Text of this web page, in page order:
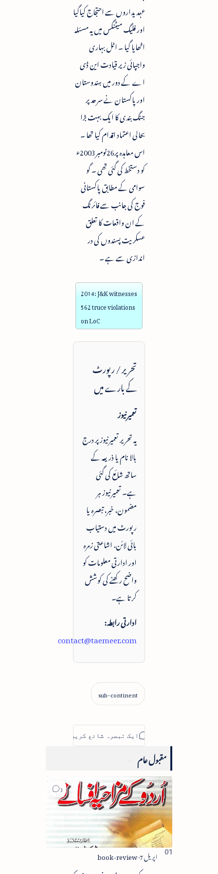
عہدیداروں سے احتجاج کیاگیا
اور فلیگ میٹنگس میں یہ مسئلہ
اٹھایا گیا ۔ اٹل بہاری
واجپائی زیر قیادت این ڈی
اے کے دور میں ہندوستان
اور پاکستان نے سرحد پر
جنگ بندی کا ایک بہت بڑا
بحالی اعتماد اقدام کیا تھا ۔
اس معاہدہ پر26نومبر2003ء
کو دستخط کی گئی تھی ۔ گو
سوامی کے مطابق پاکستانی
فوج کی جانب سے فائرنگ
کے ان واقعات کا تعلق
عسکریت پسندوں کی در
اندازی سے ہے ۔
2014: J&K witnesses
562 truce violations
on LoC
تحریر / رپورٹ
کے بارے میں
تعمیرنیوز
یہ تحریر تعمیرنیوز پر درج
بالا نام یا ذریعہ کے
ساتھ شائع کی گئی
ہے۔ تعمیرنیوز ہر
مضمون، خبر، تبصرہ یا
رپورٹ میں دستیاب
بائی لائن، اشاعتی زمرہ
اور ادارتی معلومات کو
واضح رکھنے کی کوشش
کرتا ہے۔
ادارتی رابطہ:
contact@taemeer.com
مقبول عام